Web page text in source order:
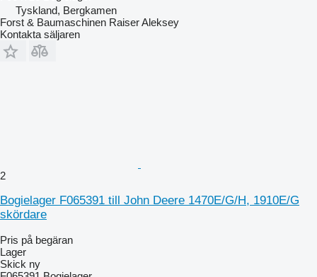
Tyskland, Bergkamen
Forst & Baumaschinen Raiser Aleksey
Kontakta säljaren
2
Bogielager F065391 till John Deere 1470E/G/H, 1910E/G
skördare
Pris på begäran
Lager
Skick ny